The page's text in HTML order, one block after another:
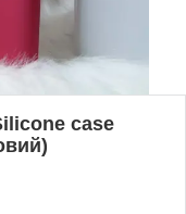
case